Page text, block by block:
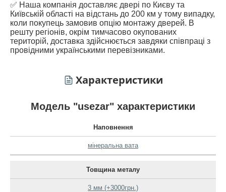
✅ Наша компанія доставляє двері по Києву та
Київській області на відстань до 200 км у тому випадку,
коли покупець замовив опцію монтажу дверей. В
решту регіонів, окрім тимчасово окупованих
територій, доставка здійснюється завдяки співпраці з
провідними українськими перевізниками.
Характеристики
Модель "usezar" характеристики
Наповнення
мінеральна вата
Товщина металу
3 мм (+3000грн.)